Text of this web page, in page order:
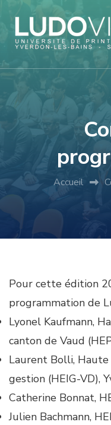
contenu
(Pressez
Accueil
Pour cette édition
programmation de
Lyonel Kaufmann,
canton de Vaud
Laurent Bolli, Haute
gestion (HEIG-VD),
Catherine Bonnat,
Julien Bachmann,